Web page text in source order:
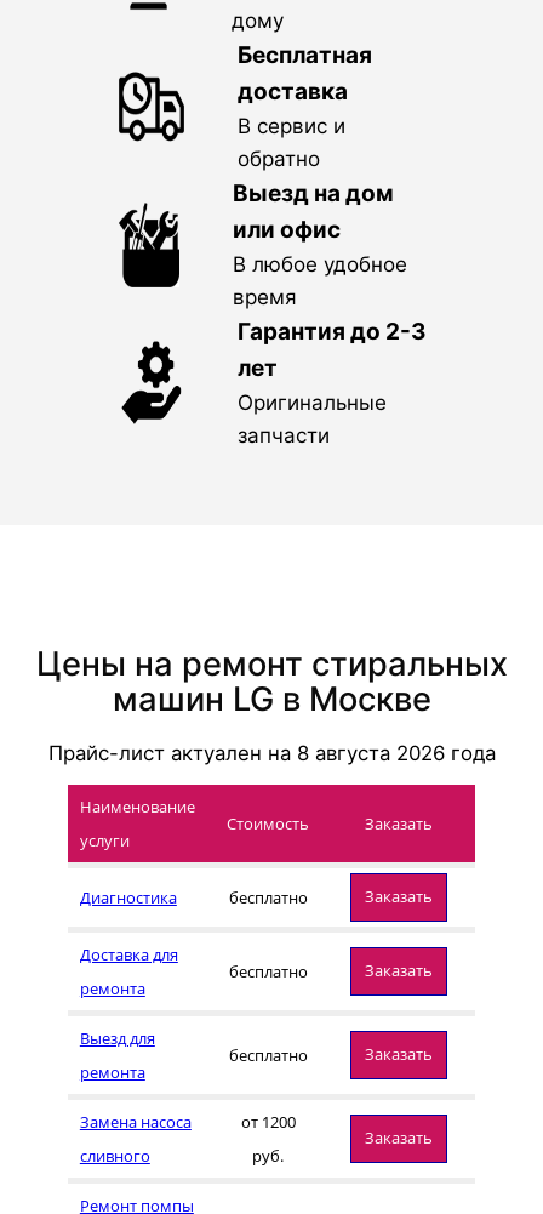
дому
Бесплатная
доставка
В сервис и
обратно
Выезд на дом
или офис
В любое удобное
время
Гарантия до 2-3
лет
Оригинальные
запчасти
Цены на ремонт стиральных
машин LG в Москве
Прайс-лист актуален на 8 августа 2026года
Наименование
услуги
Стоимость Заказать
Диагностика бесплатно Заказать
Доставка для
ремонта
бесплатно Заказать
Выезд для
ремонта
бесплатно Заказать
Замена насоса
сливного
от 1200
руб.
Заказать
Ремонт помпы